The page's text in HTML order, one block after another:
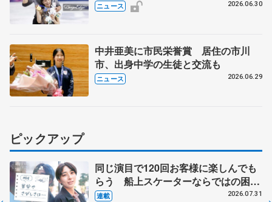
ニュース 2026.06.30
中井亜美に市民栄誉賞 居住の市川
市、出身中学の生徒と交流も
ニュース 2026.06.29
ピックアップ
同じ演目で120回お客様に楽しんでも
らう 船上スケーターならではの困難
とは 影響あったPIW前キャプテン松
連載 2026.07.31